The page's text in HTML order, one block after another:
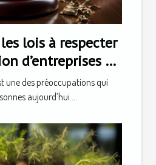
lois à respecter
d’entreprises en
une des préoccupations qui
aujourd’hui....